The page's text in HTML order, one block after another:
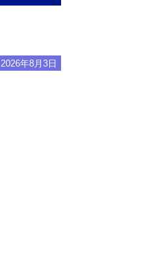
2026年8月3日